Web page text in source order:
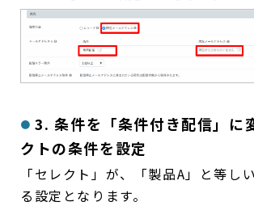
3. 条件を「条件付き配信」に
クトの条件を設定
「セレクト」が、「製品A」と等し
る設定となります。